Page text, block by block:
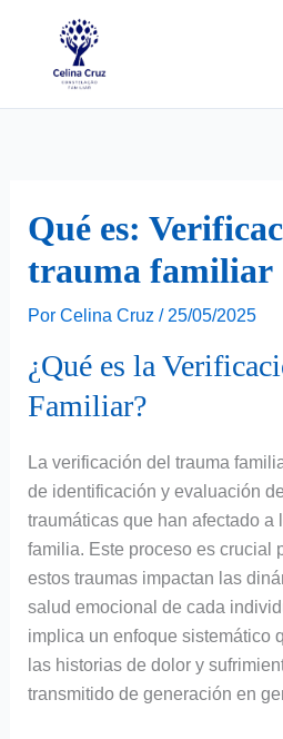
Qué es:
trauma familiar
Por Celina Cruz / 25/05/2025
¿Qué es la
Familiar?
La verificación del trauma
de identificación y evaluación
traumáticas que han afectado a
familia. Este proceso es crucial
estos traumas impactan las
salud emocional de cada
implica un enfoque sistemático
las historias de dolor y
transmitido de generación en